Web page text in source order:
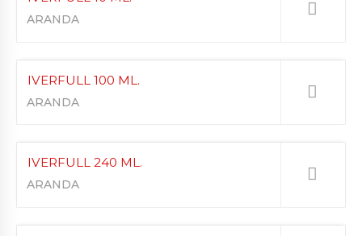
ARANDA
IVERFULL 100 ML.
ARANDA
IVERFULL 240 ML.
ARANDA